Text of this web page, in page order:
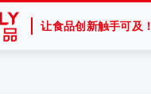
让食品创新触手可及！